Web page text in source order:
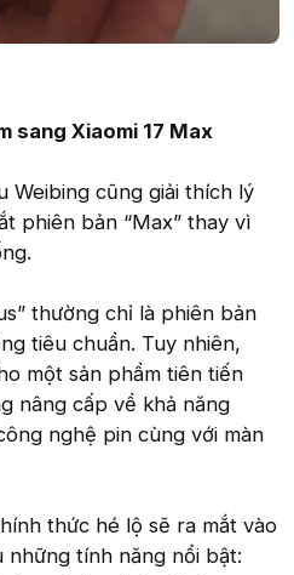
sang Xiaomi 17 Max
Weibing cũng giải thích lý
phiên bản “Max” thay vì
thường chỉ là phiên bản
tiêu chuẩn. Tuy nhiên,
một sản phẩm tiên tiến
nâng cấp về khả năng
nghệ pin cùng với màn
thức hé lộ sẽ ra mắt vào
những tính năng nổi bật: